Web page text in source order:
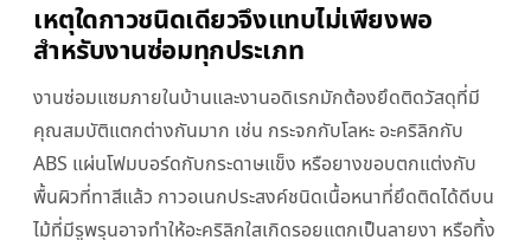
เหตุใดกาวชนิดเดียวจึงแทบไม่เพียงพอ
สำหรับงานซ่อมทุกประเภท
งานซ่อมแซมภายในบ้านและงานอดิเรกมักต้องยึดติดวัสดุที่มี
คุณสมบัติแตกต่างกันมาก เช่น กระจกกับโลหะ อะคริลิกกับ
ABS แผ่นโฟมบอร์ดกับกระดาษแข็ง หรือยางขอบตกแต่งกับ
พื้นผิวที่ทาสีแล้ว กาวอเนกประสงค์ชนิดเนื้อหนาที่ยึดติดได้ดีบน
ไม้ที่มีรูพรุนอาจทำให้อะคริลิกใสเกิดรอยแตกเป็นลายงา หรือทิ้ง